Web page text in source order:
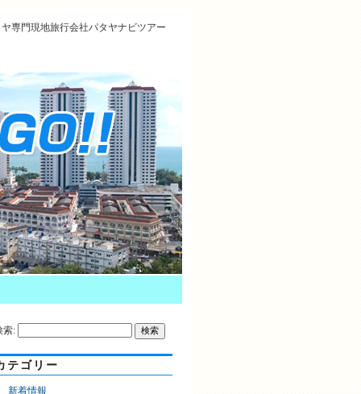
専門現地旅行会社パタヤナビツアー
索:
テゴリー
新着情報